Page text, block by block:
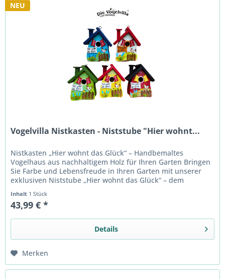
NEU
Vogelvilla Nistkasten - Niststube "Hier wohnt...
Nistkasten „Hier wohnt das Glück“ – Handbemaltes
Vogelhaus aus nachhaltigem Holz für Ihren Garten Bringen
Sie Farbe und Lebensfreude in Ihren Garten mit unserer
exklusiven Niststube „Hier wohnt das Glück“ – dem
Inhalt 1 Stück
43,99 € *
Details
Merken